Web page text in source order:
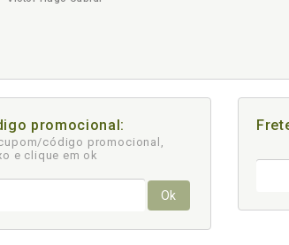
promocional:
código promocional,
e clique em ok
Ok